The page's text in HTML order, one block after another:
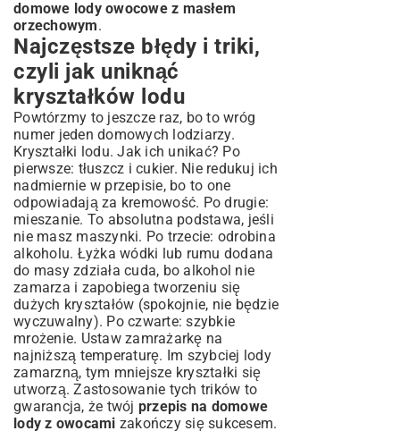
domowe lody owocowe z masłem
orzechowym.
Najczęstsze błędy i triki,
czyli jak uniknąć
kryształków lodu
Powtórzmy to jeszcze raz, bo to wróg
numer jeden domowych lodziarzy.
Kryształki lodu. Jak ich unikać? Po
pierwsze: tłuszcz i cukier. Nie redukuj ich
nadmiernie w przepisie, bo to one
odpowiadają za kremowość. Po drugie:
mieszanie. To absolutna podstawa, jeśli
nie masz maszynki. Po trzecie: odrobina
alkoholu. Łyżka wódki lub rumu dodana
do masy zdziała cuda, bo alkohol nie
zamarza i zapobiega tworzeniu się
dużych kryształów (spokojnie, nie będzie
wyczuwalny). Po czwarte: szybkie
mrożenie. Ustaw zamrażarkę na
najniższą temperaturę. Im szybciej lody
zamarzną, tym mniejsze kryształki się
utworzą. Zastosowanie tych trików to
gwarancja, że twój przepis na domowe
lody z owocami zakończy się sukcesem.